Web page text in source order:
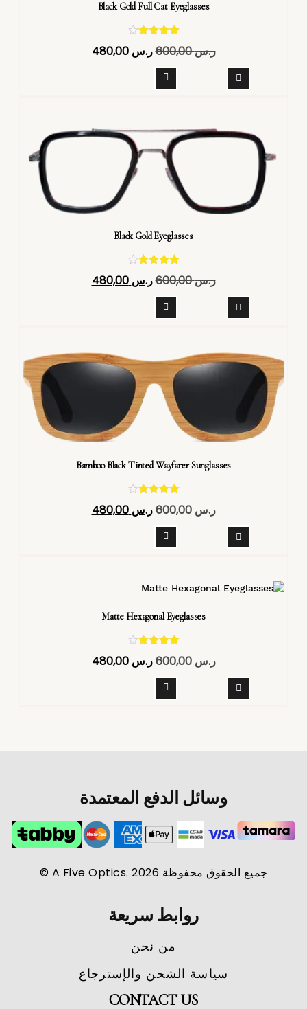
Black Gold Full Cat Eyeglasses
تم التقييم
4.40
ر.س600,00 ر.س 480,00
Black Gold Eyeglasses
تم التقييم
4.40
ر.س600,00 ر.س 480,00
Bamboo Black Tinted Wayfarer Sunglasses
تم التقييم
4.40
ر.س600,00 ر.س 480,00
Matte Hexagonal Eyeglasses
تم التقييم
4.40
ر.س600,00 ر.س 480,00
وسائل الدفع المعتمدة
جميع الحقوق محفوظة A Five Optics. 2026 ©
روابط سريعة
من نحن
سياسة الشحن والإسترجاع
CONTACT US